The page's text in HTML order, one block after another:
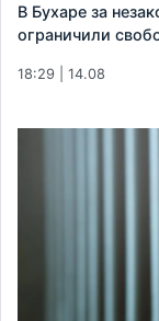
В Бухаре за
ограничили
18:29 | 14.08